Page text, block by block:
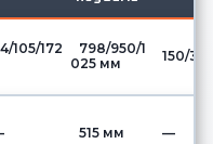
105/172
798/950/1
025 мм
150/
515 мм —